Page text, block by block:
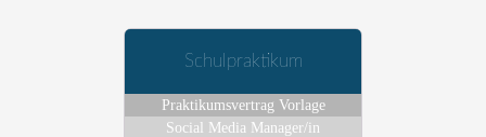
Schulpraktikum
Praktikumsvertrag Vorlage
Social Media Manager/in